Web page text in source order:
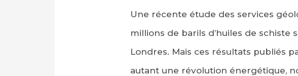
Une récente étude des services
millions de barils d’huiles de schiste
Londres. Mais ces résultats publiés
autant une révolution énergétique,